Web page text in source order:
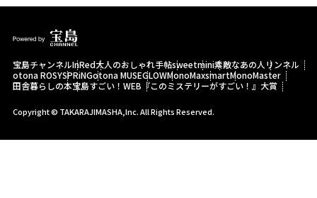
宝島チャンネルInRed大人のおしゃれ手帖sweetmini素敵なあの人 リンネル
otona ROSYSPRiNGotona MUSEGLOWMonoMaxsmartMonoMaster
田舎暮らしの本宝島すごい！WEB 『このミステリーがすごい！』大賞
Copyright © TAKARAJIMASHA,Inc. All Rights Reserved.